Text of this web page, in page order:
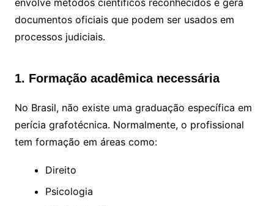
envolve métodos científicos reconhecidos e gera
documentos oficiais que podem ser usados em
processos judiciais.
1. Formação acadêmica necessária
No Brasil, não existe uma graduação específica em
perícia grafotécnica. Normalmente, o profissional
tem formação em áreas como:
Direito
Psicologia